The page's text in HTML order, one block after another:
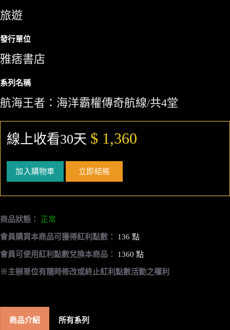
旅遊
發行單位
雅痞書店
系列名稱
航海王者：海洋霸權傳奇航線/共4堂
線上收看30天 $ 1,360
加入購物車 立即結帳
商品狀態： 正常
會員購買本商品可獲得紅利點數： 136 點
會員可使用紅利點數兌換本商品： 1360 點
※主辦單位有隨時修改或終止紅利點數活動之權利
商品介紹 所有系列